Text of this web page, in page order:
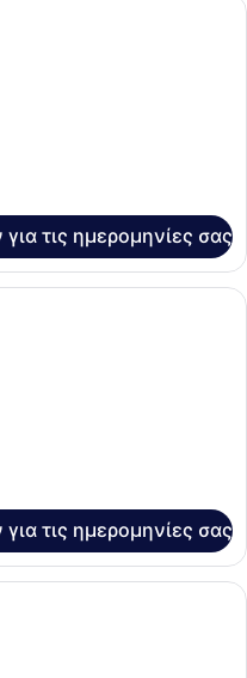
τις ημερομηνίες σας
σύγχρονο δωμάτιο
τις ημερομηνίες σας